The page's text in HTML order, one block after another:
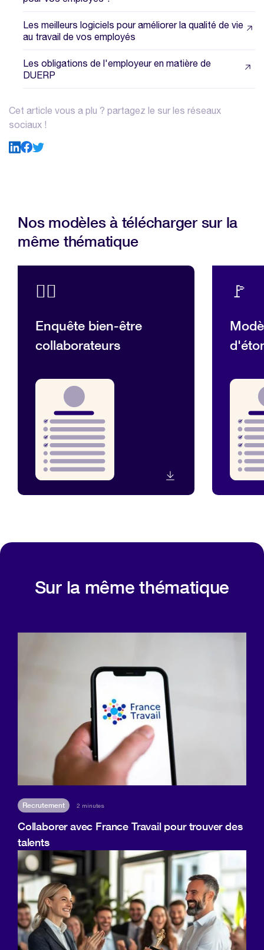
Les meilleurs logiciels pour améliorer la qualité de vie
au travail de vos employés
Les obligations de l'employeur en matière de
DUERP
Cet article vous a plu ? partagez le sur les réseaux
sociaux !
Nos modèles à télécharger sur la
même thématique
💆‍♂️
Enquête bien-être
collaborateurs
🚩
Sur la même thématique
Recrutement 2 minutes
Collaborer avec France Travail pour trouver des
talents